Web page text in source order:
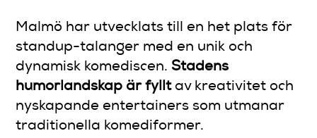
Malmö har utvecklats till en het plats för
standup-talanger med en unik och
dynamisk komediscen. Stadens
humorlandskap är fylltav kreativitet och
nyskapande entertainers som utmanar
traditionella komediformer.